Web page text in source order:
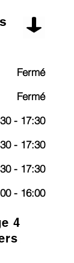
Fermé
Fermé
- 17:30
- 17:30
- 17:30
- 16:00
4